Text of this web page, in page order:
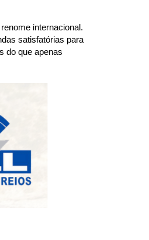
internacional.
satisfatórias para
do que apenas